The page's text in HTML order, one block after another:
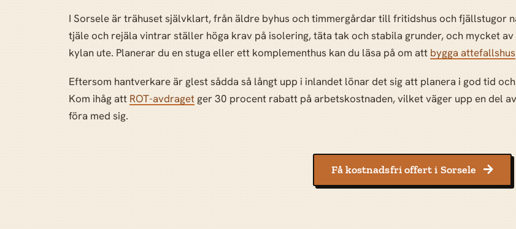
I Sorsele är trähuset självklart, från äldre byhus och timmergårdar till fritidshus och fjällstugor
tjäle och rejäla vintrar ställer höga krav på isolering, täta tak och stabila grunder, och mycket
kylan ute. Planerar du en stuga eller ett komplementhus kan du läsa på om att bygga attefallshus
Eftersom hantverkare är glest sådda så långt upp i inlandet lönar det sig att planera i god tid
Kom ihåg att ROT-avdraget ger 30 procent rabatt på arbetskostnaden, vilket väger upp en del
föra med sig.
Få kostnadsfri offert i Sorsele 